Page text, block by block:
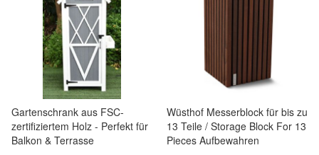
Gartenschrank aus FSC-
zertifiziertem Holz - Perfekt für
Balkon & Terrasse
Wüsthof Messerblock für bis zu
13 Teile / Storage Block For 13
Pieces Aufbewahren